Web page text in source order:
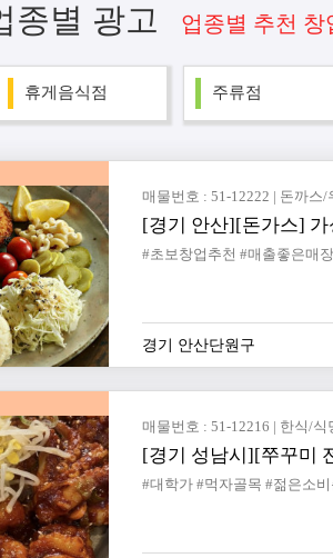
종별 광고 업종별 추천 창
휴게음식점 주류점
매물번호 : 51-12222 | 돈까스/
[경기 안산][돈가스] 가
#초보창업추천 #매출좋은매
경기 안산단원구
매물번호 : 51-12216 | 한식/식
[경기 성남시][쭈꾸미
#대학가 #먹자골목 #젊은소